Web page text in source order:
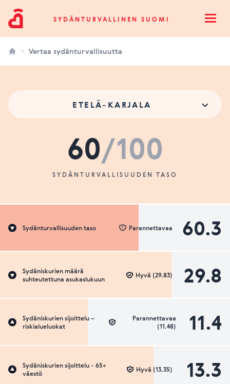
Sydänturvallinen SuomiSYDÄNTURVALLINEN SUOMI
Vertaa sydänturvallisuutta
ETELÄ-KARJALA
60/100
SYDÄNTURVALLISUUDEN TASO
Sydänturvallisuuden taso 60.3
Parannettavaa
Sydäniskurien määrä
suhteutettuna asukaslukuun
29.8
Hyvä (29.83)
Sydäniskurien sijoittelu –
riskialueluokat
11.4
Parannettavaa
(11.48)
Sydäniskurien sijoittelu - 65+
väestö
13.3
Hyvä (13.35)